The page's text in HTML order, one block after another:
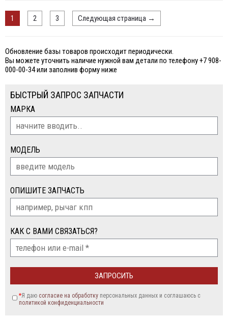
1 2 3 Следующая страница →
Обновление базы товаров происходит периодически.
Вы можете уточнить наличие нужной вам детали по телефону +7 908-
000-00-34 или заполнив форму ниже
БЫСТРЫЙ ЗАПРОС ЗАПЧАСТИ
МАРКА
МОДЕЛЬ
ОПИШИТЕ ЗАПЧАСТЬ
КАК С ВАМИ СВЯЗАТЬСЯ?
*Я даю согласие на обработкуперсональных данных и соглашаюсь c
политикой конфиденциальности